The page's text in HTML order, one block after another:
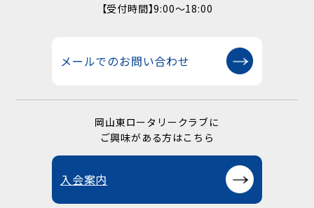
【受付時間】9:00〜18:00
メールでのお問い合わせ
岡山東ロータリークラブに
ご興味がある方はこちら
入会案内